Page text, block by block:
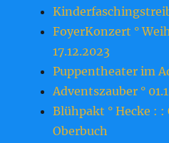
FoyerKonzert °
17.12.2023
Puppentheater im
Adventszauber °
Blühpakt ° Hecke :
Oberbuch